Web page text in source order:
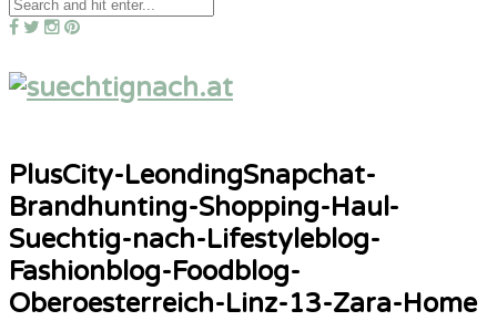
PlusCity-LeondingSnapchat-
Brandhunting-Shopping-Haul-
Suechtig-nach-Lifestyleblog-
Fashionblog-Foodblog-
Oberoesterreich-Linz-13-Zara-Home